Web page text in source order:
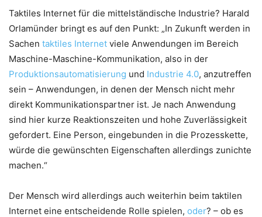
Taktiles Internet für die mittelständische Industrie? Harald
Orlamünder bringt es auf den Punkt: „In Zukunft werden in
Sachen taktiles Internet viele Anwendungen im Bereich
Maschine-Maschine-Kommunikation, also in der
Produktionsautomatisierung und Industrie 4.0, anzutreffen
sein – Anwendungen, in denen der Mensch nicht mehr
direkt Kommunikationspartner ist. Je nach Anwendung
sind hier kurze Reaktionszeiten und hohe Zuverlässigkeit
gefordert. Eine Person, eingebunden in die Prozesskette,
würde die gewünschten Eigenschaften allerdings zunichte
machen.“
Der Mensch wird allerdings auch weiterhin beim taktilen
Internet eine entscheidende Rolle spielen, oder? – ob es